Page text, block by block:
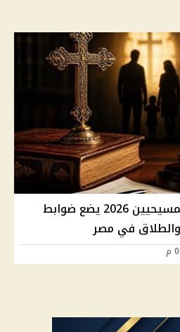
مشروع قانون الأسرة للمسيحيين 2026 يضع ضوابط
والطلاق في مصر